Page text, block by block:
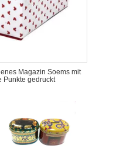
Magazin Soems mit
Punkte gedruckt